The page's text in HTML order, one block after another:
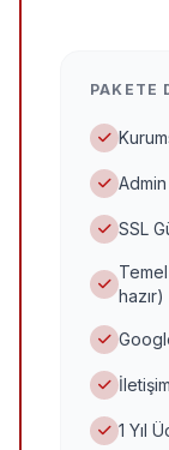
PAKETE
SSL
hazır)
1 Yıl